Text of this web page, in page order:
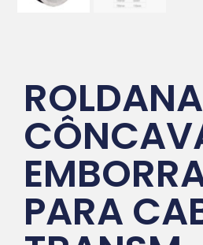
ROLDANA
PARA